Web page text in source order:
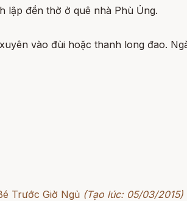
lập đền thờ ở quê nhà Phù Ủng.
vào đùi hoặc thanh long đao.
Trước Giờ Ngủ (Tạo lúc: 05/03/2015)